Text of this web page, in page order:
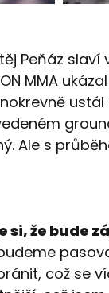
Peňáz
MMA
Ale s
si, že bude
což se